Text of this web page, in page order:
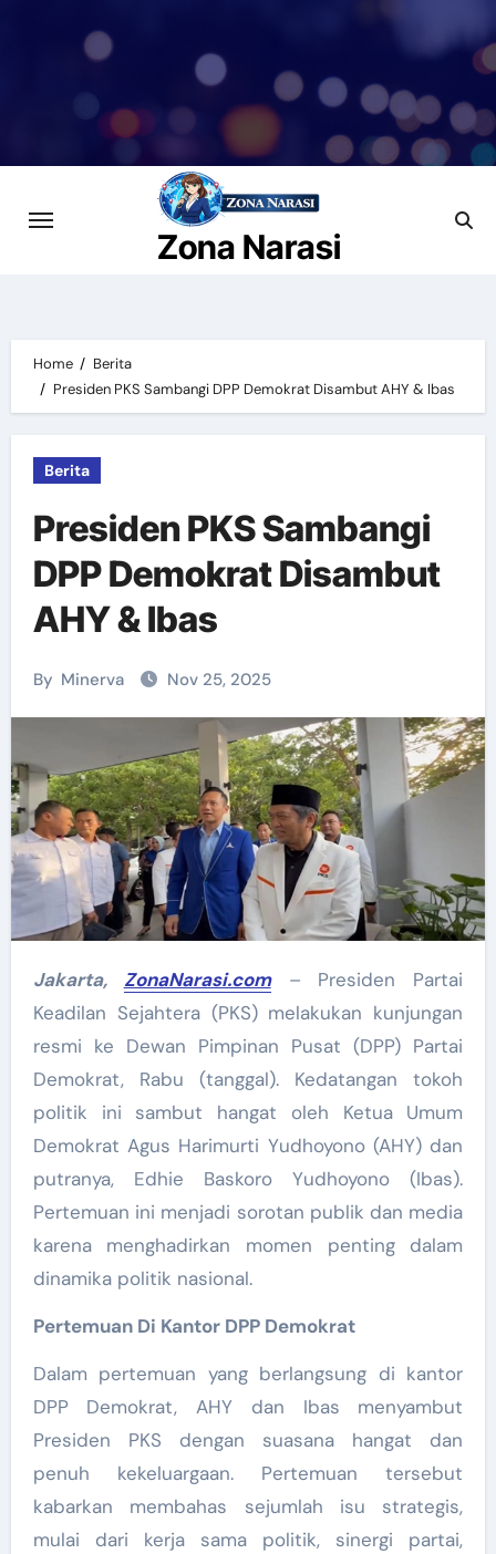
Zona Narasi
Home
Berita
Presiden PKS Sambangi DPP Demokrat Disambut AHY & Ibas
Berita
Presiden PKS Sambangi
DPP Demokrat Disambut
AHY & Ibas
By Minerva Nov 25, 2025
Jakarta, ZonaNarasi.com– Presiden Partai
Keadilan Sejahtera (PKS) melakukan kunjungan
resmi ke Dewan Pimpinan Pusat (DPP) Partai
Demokrat, Rabu (tanggal). Kedatangan tokoh
politik ini sambut hangat oleh Ketua Umum
Demokrat Agus Harimurti Yudhoyono (AHY) dan
putranya, Edhie Baskoro Yudhoyono (Ibas).
Pertemuan ini menjadi sorotan publik dan media
karena menghadirkan momen penting dalam
dinamika politik nasional.
Pertemuan Di Kantor DPP Demokrat
Dalam pertemuan yang berlangsung di kantor
DPP Demokrat, AHY dan Ibas menyambut
Presiden PKS dengan suasana hangat dan
penuh kekeluargaan. Pertemuan tersebut
kabarkan membahas sejumlah isu strategis,
mulai dari kerja sama politik, sinergi partai,